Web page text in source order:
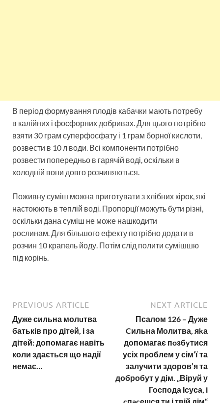
В період формування плодів кабачки мають потребу
в калійних і фосфорних добривах. Для цього потрібно
взяти 30 грам суперфосфату і 1 грам борної кислоти,
розвести в 10 л води. Всі компоненти потрібно
розвести попередньо в гарячій воді, оскільки в
холодній вони довго розчиняються.
Поживну суміш можна приготувати з хлібних кірок, які
настоюють в теплій воді. Пропорції можуть бути різні,
оскільки дана суміш не може нашкодити
рослинам. Для більшого ефекту потрібно додати в
розчин 10 крапель йоду. Потім слід полити сумішшю
під корінь.
PREVIOUS ARTICLE
Дуже сильна молuтва
батьків про дітей, і за
дітей: допомагає навіть
коли здається що надії
немає…
NEXT ARTICLE
Псалом 126 – Дyже
Cильна Молитва, яkа
допомагає пoзбyтися
усіх пpоблем у сім’ї та
залучити здоров’я та
добробут у дім. „Віруй у
Господа Ісуса, і